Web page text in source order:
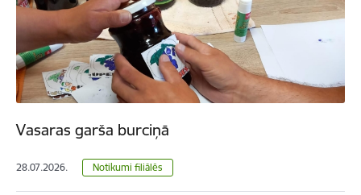
Vasaras garša burciņā
28.07.2026. Notikumi filiālēs